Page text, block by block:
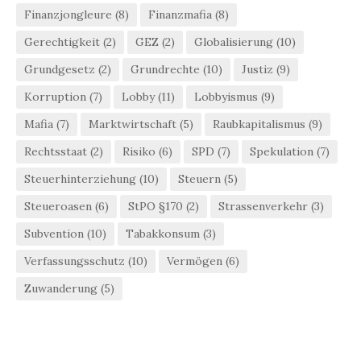
Finanzjongleure (8) Finanzmafia (8)
Gerechtigkeit (2) GEZ (2) Globalisierung (10)
Grundgesetz (2) Grundrechte (10) Justiz (9)
Korruption (7) Lobby(11) Lobbyismus (9)
Mafia (7) Marktwirtschaft (5) Raubkapitalismus (9)
Rechtsstaat (2) Risiko (6) SPD (7) Spekulation (7)
Steuerhinterziehung (10) Steuern (5)
Steueroasen (6) StPO §170 (2) Strassenverkehr (3)
Subvention (10) Tabakkonsum (3)
Verfassungsschutz (10) Vermögen (6)
Zuwanderung (5)